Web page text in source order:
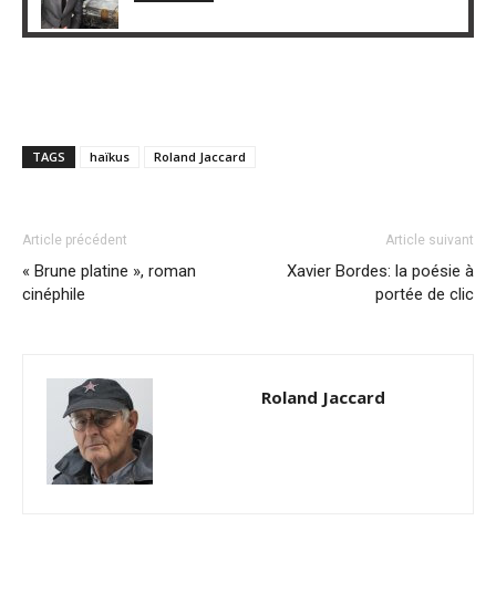
TAGS haïkus Roland Jaccard
Article précédent
« Brune platine », roman
cinéphile
Article suivant
Xavier Bordes: la poésie à
portée de clic
Roland Jaccard